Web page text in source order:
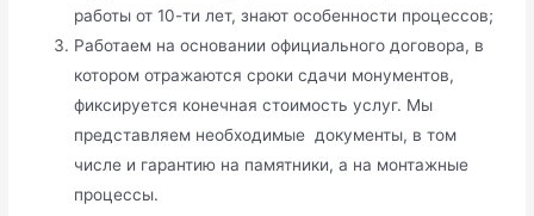
работы от 10-ти лет, знают особенности процессов;
Работаем на основании официального договора, в
котором отражаются сроки сдачи монументов,
фиксируется конечная стоимость услуг. Мы
представляем необходимые документы, в том
числе и гарантию на памятники, а на монтажные
процессы.